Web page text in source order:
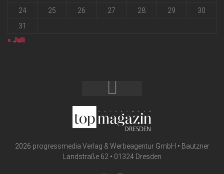
24
25 26 27 28 29
30
31
« Juli
2026 progressmedia Verlag & Werbeagentur GmbH • Bautzner
Landstraße 62 • 01324 Dresden